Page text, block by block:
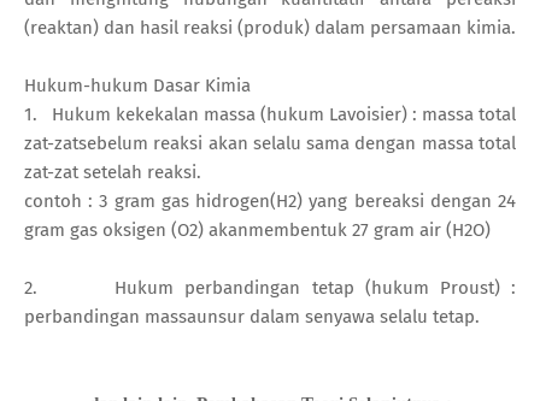
(reaktan) dan hasil reaksi (produk) dalam persamaan kimia.
Hukum-hukum Dasar Kimia
1. Hukum kekekalan massa (hukum Lavoisier) : massa total
zat-zatsebelum reaksi akan selalu sama dengan massa total
zat-zat setelah reaksi.
contoh : 3 gram gas hidrogen(H2) yang bereaksi dengan 24
gram gas oksigen (O2) akanmembentuk 27 gram air (H2O)
2. Hukum perbandingan tetap (hukum Proust) :
perbandingan massaunsur dalam senyawa selalu tetap.